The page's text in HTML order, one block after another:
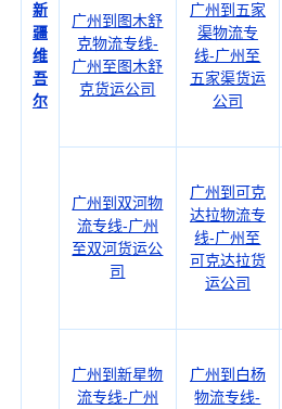
新
疆
维
吾
尔
广州到图木舒
克物流专线-
广州至图木舒
克货运公司
广州到五家
渠物流专
线-广州至
五家渠货运
公司
广州到双河物
流专线-广州
至双河货运公
司
广州到可克
达拉物流专
线-广州至
可克达拉货
运公司
广州到新星物
流专线-广州
广州到白杨
物流专线-